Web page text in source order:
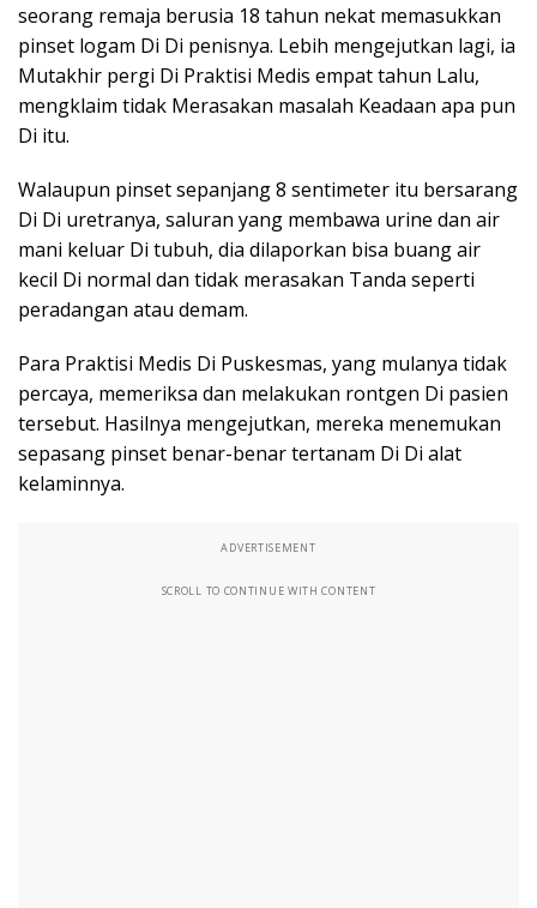
seorang remaja berusia 18 tahun nekat memasukkan
pinset logam Di Di penisnya. Lebih mengejutkan lagi, ia
Mutakhir pergi Di Praktisi Medis empat tahun Lalu,
mengklaim tidak Merasakan masalah Keadaan apa pun
Di itu.
Walaupun pinset sepanjang 8 sentimeter itu bersarang
Di Di uretranya, saluran yang membawa urine dan air
mani keluar Di tubuh, dia dilaporkan bisa buang air
kecil Di normal dan tidak merasakan Tanda seperti
peradangan atau demam.
Para Praktisi Medis Di Puskesmas, yang mulanya tidak
percaya, memeriksa dan melakukan rontgen Di pasien
tersebut. Hasilnya mengejutkan, mereka menemukan
sepasang pinset benar-benar tertanam Di Di alat
kelaminnya.
ADVERTISEMENT
SCROLL TO CONTINUE WITH CONTENT